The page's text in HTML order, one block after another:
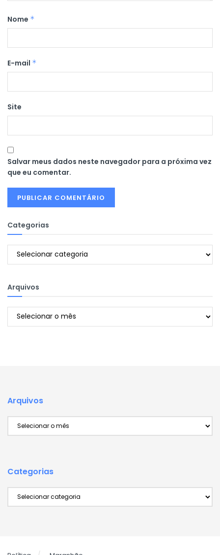
Nome *
E-mail *
Site
Salvar meus dados neste navegador para a próxima vez
que eu comentar.
Categorias
Categorias
Arquivos
Arquivos
Arquivos
Categorias